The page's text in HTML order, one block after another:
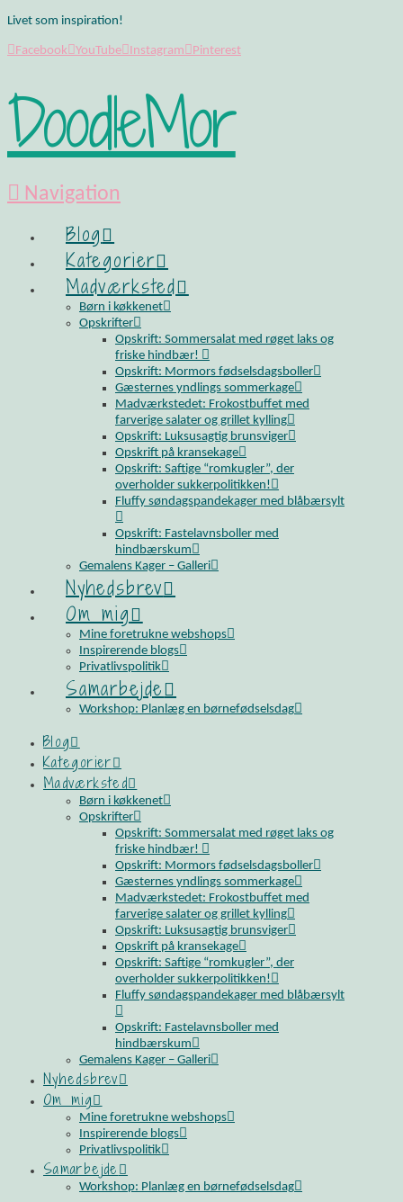
Livet som inspiration!
Facebook YouTube Instagram Pinterest
DoodleMor
Navigation
Blog
Kategorier
Madværksted
Børn i køkkenet
Opskrifter
Opskrift: Sommersalat med røget laks og
friske hindbær!
Opskrift: Mormors fødselsdagsboller
Gæsternes yndlings sommerkage
Madværkstedet: Frokostbuffet med
farverige salater og grillet kylling
Opskrift: Luksusagtig brunsviger
Opskrift på kransekage
Opskrift: Saftige “romkugler”, der
overholder sukkerpolitikken!
Fluffy søndagspandekager med blåbærsylt
Opskrift: Fastelavnsboller med
hindbærskum
Gemalens Kager – Galleri
Nyhedsbrev
Om mig
Mine foretrukne webshops
Inspirerende blogs
Privatlivspolitik
Samarbejde
Workshop: Planlæg en børnefødselsdag
Blog
Kategorier
Madværksted
Børn i køkkenet
Opskrifter
Opskrift: Sommersalat med røget laks og
friske hindbær!
Opskrift: Mormors fødselsdagsboller
Gæsternes yndlings sommerkage
Madværkstedet: Frokostbuffet med
farverige salater og grillet kylling
Opskrift: Luksusagtig brunsviger
Opskrift på kransekage
Opskrift: Saftige “romkugler”, der
overholder sukkerpolitikken!
Fluffy søndagspandekager med blåbærsylt
Opskrift: Fastelavnsboller med
hindbærskum
Gemalens Kager – Galleri
Nyhedsbrev
Om mig
Mine foretrukne webshops
Inspirerende blogs
Privatlivspolitik
Samarbejde
Workshop: Planlæg en børnefødselsdag